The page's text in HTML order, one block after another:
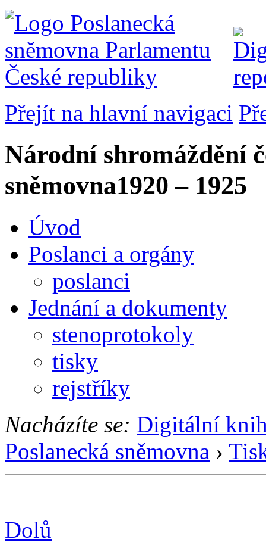
Přejít na hlavní navigaci
Národní shromáždění
sněmovna1920 – 1925
Úvod
Poslanci a orgány
poslanci
Jednání a dokumenty
stenoprotokoly
tisky
rejstříky
Nacházíte se: Digitální
Poslanecká sněmovna ›
Dolů